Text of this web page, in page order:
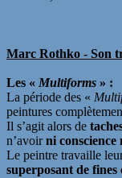
Marc Rothko - Son
Les « Multiforms » :
La période des «
peintures
Il s’agit alors de
n’avoirni conscience
Le peintre travaille
superposant de fines